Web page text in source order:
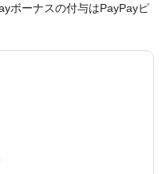
ボーナスの付与はPayPayピ